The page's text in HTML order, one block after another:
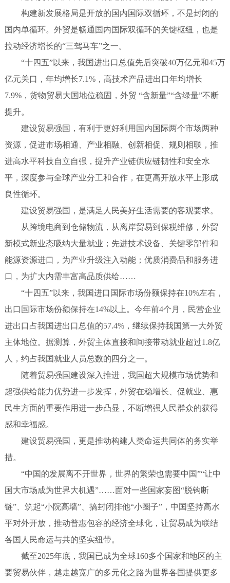
构建新发展格局是开放的国内国际双循环，不是封闭的
国内单循环。外贸是畅通国内国际双循环的关键枢纽，也是
拉动经济增长的“三驾马车”之一。
“十四五”以来，我国进出口总值先后突破40万亿元和45万
亿元关口，年均增长7.1%，高技术产品进出口年均增长
7.9%，货物贸易大国地位稳固，外贸 “含新量”“含绿量”不断
提升。
建设贸易强国，有利于更好利用国内国际两个市场两种
资源，促进市场相通、产业相融、创新相促、规则相联，推
进高水平科技自立自强，提升产业链供应链韧性和安全水
平，深度参与全球产业分工和合作，在更高开放水平上形成
良性循环。
建设贸易强国，是满足人民美好生活需要的客观要求。
从跨境电商到仓储物流，从离岸贸易到保税维修，外贸
新模式新业态吸纳大量就业；先进技术设备、关键零部件和
能源资源进口，为产业升级注入动能；优质消费品和服务进
口，为扩大内需丰富高品质供给……
“十四五”以来，我国进口国际市场份额保持在10%左右，
出口国际市场份额保持在14%以上。今年前4个月，民营企业
进出口占我国进出口总值的57.4%，继续保持我国第一大外贸
主体地位。据测算，外贸主体直接和间接带动就业超过1.8亿
人，约占我国就业人员总数的四分之一。
随着贸易强国建设深入推进，我国超大规模市场优势和
超强供给能力优势进一步发挥，外贸在稳增长、促就业、惠
民生方面的重要作用进一步凸显，不断增强人民群众的获得
感和幸福感。
建设贸易强国，更是推动构建人类命运共同体的务实举
措。
“中国的发展离不开世界，世界的繁荣也需要中国”“让中
国大市场成为世界大机遇”……面对一些国家妄图“脱钩断
链”、筑起“小院高墙”、搞封闭排他“小圈子”，中国坚持高水
平对外开放，推动普惠包容的经济全球化，让贸易成为联结
各国人民命运与共的坚实纽带。
截至2025年底，我国已成为全球160多个国家和地区的主
要贸易伙伴，越走越宽广的多元化之路为世界各国提供更多